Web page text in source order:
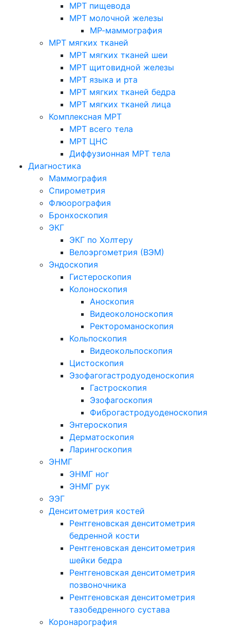
МРТ пищевода
МРТ молочной железы
МР-маммография
МРТ мягких тканей
МРТ мягких тканей шеи
МРТ щитовидной железы
МРТ языка и рта
МРТ мягких тканей бедра
МРТ мягких тканей лица
Комплексная МРТ
МРТ всего тела
МРТ ЦНС
Диффузионная МРТ тела
Диагностика
Маммография
Спирометрия
Флюорография
Бронхоскопия
ЭКГ
ЭКГ по Холтеру
Велоэргометрия (ВЭМ)
Эндоскопия
Гистероскопия
Колоноскопия
Аноскопия
Видеоколоноскопия
Ректороманоскопия
Кольпоскопия
Видеокольпоскопия
Цистоскопия
Эзофагогастродуоденоскопия
Гастроскопия
Эзофагоскопия
Фиброгастродуоденоскопия
Энтероскопия
Дерматоскопия
Ларингоскопия
ЭНМГ
ЭНМГ ног
ЭНМГ рук
ЭЭГ
Денситометрия костей
Рентгеновская денситометрия
бедренной кости
Рентгеновская денситометрия
шейки бедра
Рентгеновская денситометрия
позвоночника
Рентгеновская денситометрия
тазобедренного сустава
Коронарография